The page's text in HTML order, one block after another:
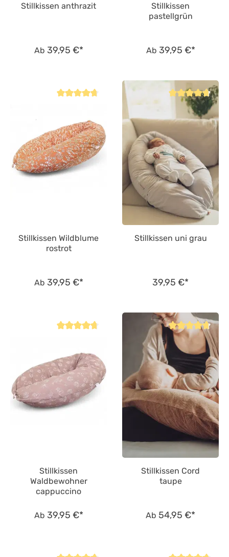
Stillkissen anthrazit
Ab 39,95 €*
Stillkissen
pastellgrün
Ab 39,95 €*
Durchschnittliche Bewertung von 4.8 von 5 Sternen
Stillkissen Wildblume
rostrot
Ab 39,95 €*
Stillkissen uni grau
39,95 €*
Durchschnittliche Bewertung von 4.8 von 5 Sternen
Stillkissen
Waldbewohner
cappuccino
Ab 39,95 €*
Stillkissen Cord
taupe
Ab 54,95 €*